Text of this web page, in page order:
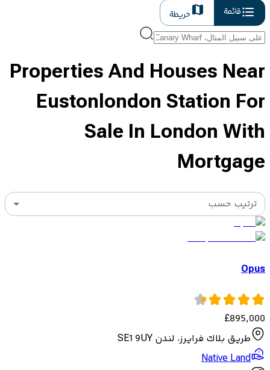
قائمة
خريطة
Properties And Houses Near
Eustonlondon Station For
Sale In London With
Mortgage
ترتيب حسب
Opus
£895,000
طريق بلاك فرايرز، لندن SE1 9UY
Native Land